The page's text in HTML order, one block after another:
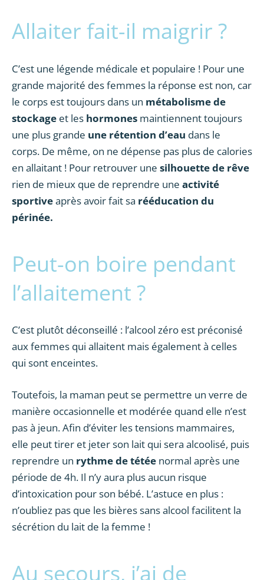
Allaiter fait-il maigrir ?
C’est une légende médicale et populaire ! Pour une
grande majorité des femmes la réponse est non, car
le corps est toujours dans un métabolisme de
stockage et les hormones maintiennent toujours
une plus grande une rétention d’eau dans le
corps. De même, on ne dépense pas plus de calories
en allaitant ! Pour retrouver une silhouette de rêve
rien de mieux que de reprendre une activité
sportiveaprès avoir fait sa rééducation du
périnée.
Peut-on boire pendant
l’allaitement ?
C’est plutôt déconseillé : l’alcool zéro est préconisé
aux femmes qui allaitent mais également à celles
qui sont enceintes.
Toutefois, la maman peut se permettre un verre de
manière occasionnelle et modérée quand elle n’est
pas à jeun. Afin d’éviter les tensions mammaires,
elle peut tirer et jeter son lait qui sera alcoolisé, puis
reprendre un rythme de tétée normal après une
période de 4h. Il n’y aura plus aucun risque
d’intoxication pour son bébé. L’astuce en plus :
n’oubliez pas que les bières sans alcool facilitent la
sécrétion du lait de la femme !
Au secours, j’ai de